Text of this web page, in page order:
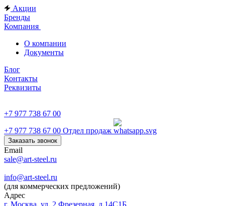
Акции
Бренды
Компания
О компании
Документы
Блог
Контакты
Реквизиты
+7 977 738 67 00
+7 977 738 67 00 Отдел продаж
Заказать звонок
Email
sale@art-steel.ru
info@art-steel.ru
(для коммерческих предложений)
Адрес
г. Москва, ул. 2 Фрезерная, д.14С1Б